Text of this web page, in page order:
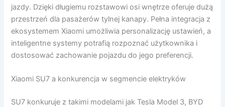
jazdy. Dzięki długiemu rozstawowi osi wnętrze oferuje dużą
przestrzeń dla pasażerów tylnej kanapy. Pełna integracja z
ekosystemem Xiaomi umożliwia personalizację ustawień, a
inteligentne systemy potrafią rozpoznać użytkownika i
dostosować zachowanie pojazdu do jego preferencji.
Xiaomi SU7 a konkurencja w segmencie elektryków
SU7 konkuruje z takimi modelami jak Tesla Model 3, BYD